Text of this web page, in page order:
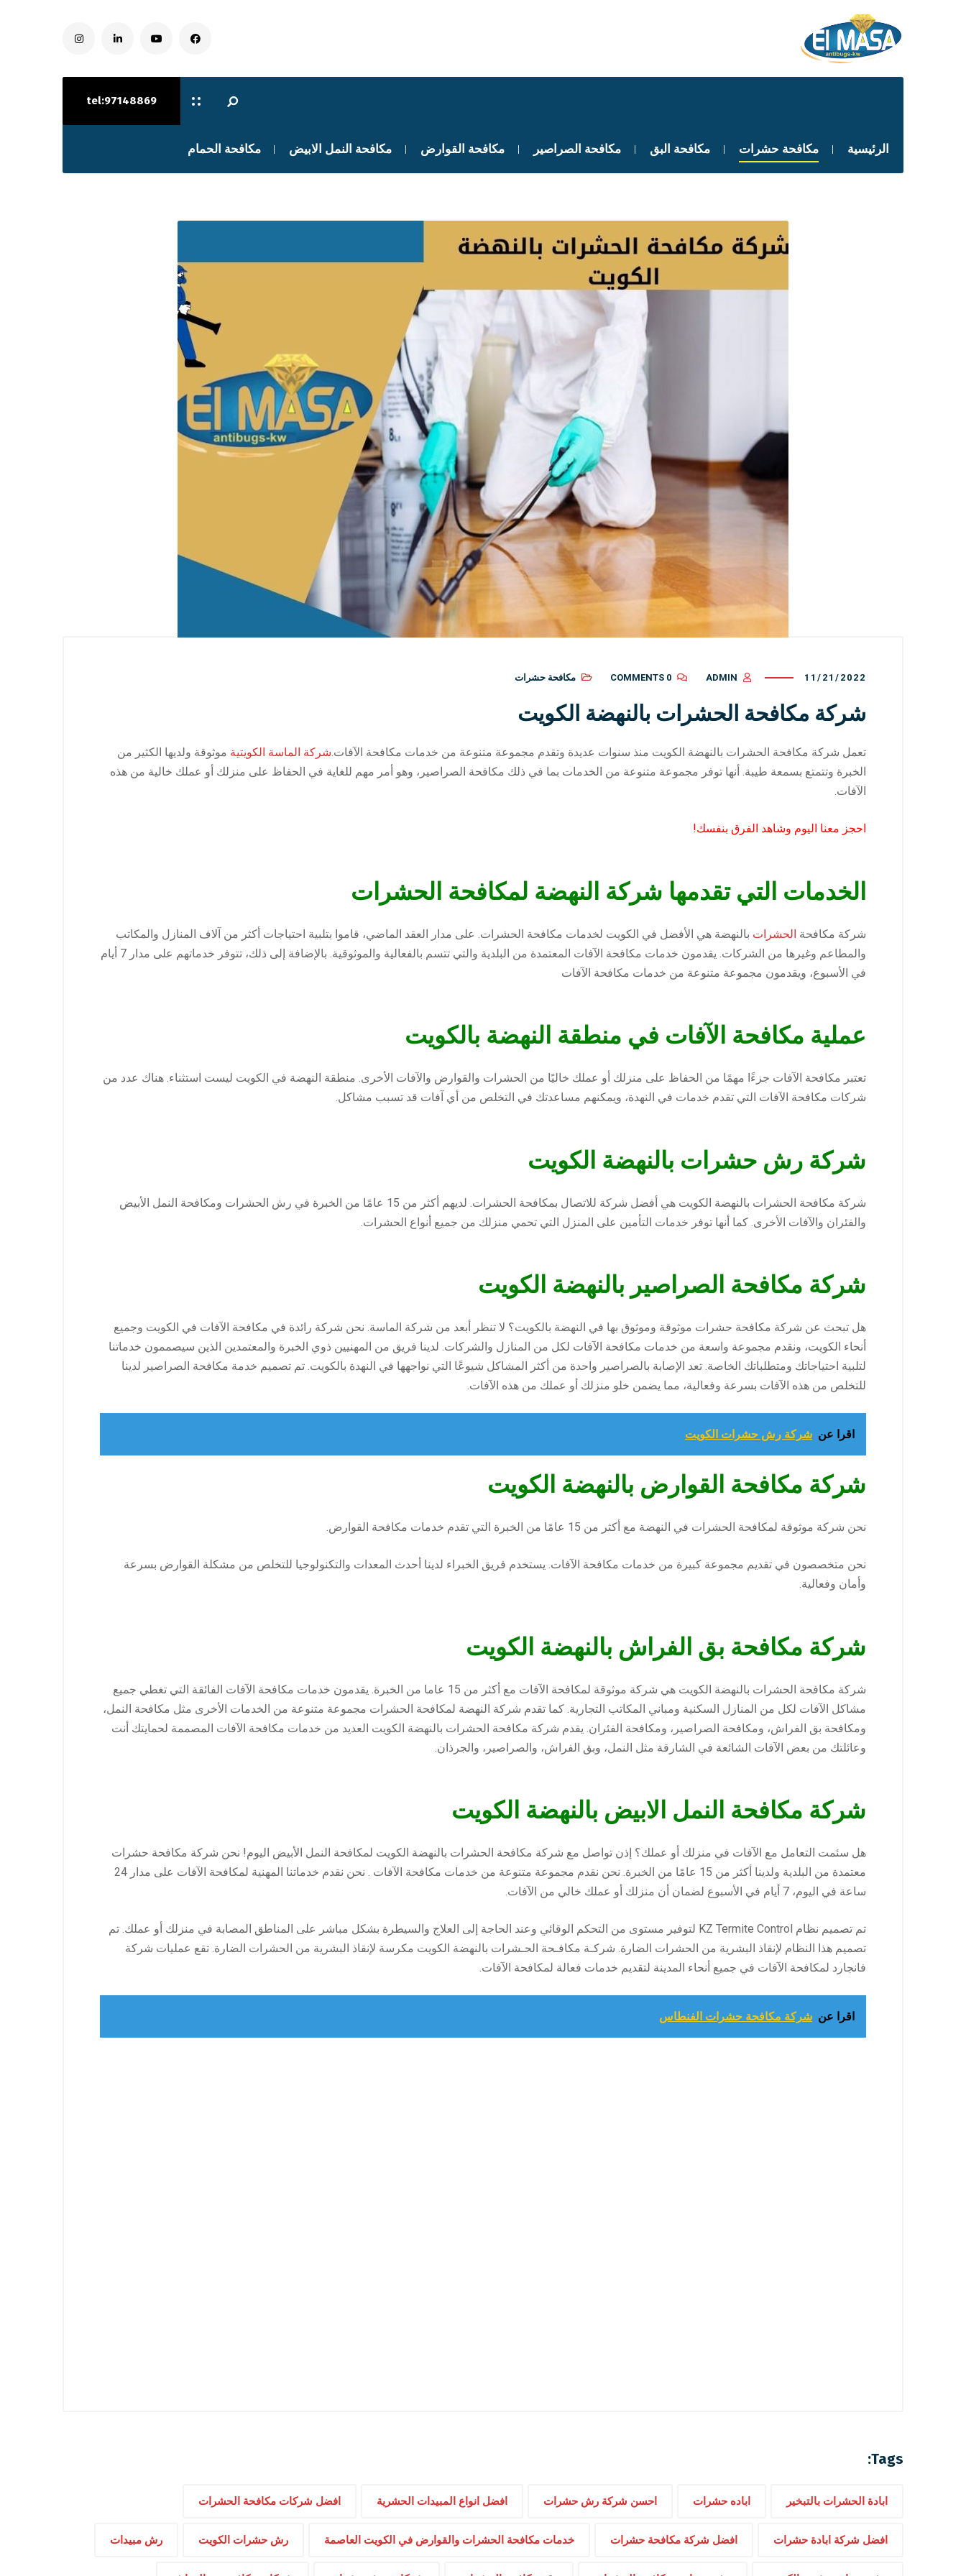
tel:97148869
الرئيسية مكافحة حشرات مكافحة البق مكافحة الصراصير مكافحة القوارض مكافحة النمل الابيض مكافحة الحمام
11/21/2022
ADMIN
0 COMMENTS مكافحة حشرات
شركة مكافحة الحشرات بالنهضة الكويت
تعمل شركة مكافحة الحشرات بالنهضة الكويت منذ سنوات عديدة وتقدم مجموعة متنوعة من خدمات مكافحة الآفات.شركة الماسة الكويتية موثوقة ولديها الكثير من
الخبرة وتتمتع بسمعة طيبة. أنها توفر مجموعة متنوعة من الخدمات بما في ذلك مكافحة الصراصير، وهو أمر مهم للغاية في الحفاظ على منزلك أو عملك خالية من هذه
الآفات.
احجز معنا اليوم وشاهد الفرق بنفسك!
الخدمات التي تقدمها شركة النهضة لمكافحة الحشرات
شركة مكافحة الحشرات بالنهضة هي الأفضل في الكويت لخدمات مكافحة الحشرات. على مدار العقد الماضي، قاموا بتلبية احتياجات أكثر من آلاف المنازل والمكاتب
والمطاعم وغيرها من الشركات. يقدمون خدمات مكافحة الآفات المعتمدة من البلدية والتي تتسم بالفعالية والموثوقية. بالإضافة إلى ذلك، تتوفر خدماتهم على مدار 7 أيام
في الأسبوع، ويقدمون مجموعة متنوعة من خدمات مكافحة الآفات
عملية مكافحة الآفات في منطقة النهضة بالكويت
تعتبر مكافحة الآفات جزءًا مهمًا من الحفاظ على منزلك أو عملك خاليًا من الحشرات والقوارض والآفات الأخرى. منطقة النهضة في الكويت ليست استثناء. هناك عدد من
شركات مكافحة الآفات التي تقدم خدمات في النهدة، ويمكنهم مساعدتك في التخلص من أي آفات قد تسبب مشاكل.
شركة رش حشرات بالنهضة الكويت
شركة مكافحة الحشرات بالنهضة الكويت هي أفضل شركة للاتصال بمكافحة الحشرات. لديهم أكثر من 15 عامًا من الخبرة في رش الحشرات ومكافحة النمل الأبيض
والفئران والآفات الأخرى. كما أنها توفر خدمات التأمين على المنزل التي تحمي منزلك من جميع أنواع الحشرات.
شركة مكافحة الصراصير بالنهضة الكويت
هل تبحث عن شركة مكافحة حشرات موثوقة وموثوق بها في النهضة بالكويت؟ لا تنظر أبعد من شركة الماسة. نحن شركة رائدة في مكافحة الآفات في الكويت وجميع
أنحاء الكويت، ونقدم مجموعة واسعة من خدمات مكافحة الآفات لكل من المنازل والشركات. لدينا فريق من المهنيين ذوي الخبرة والمعتمدين الذين سيصممون خدماتنا
لتلبية احتياجاتك ومتطلباتك الخاصة. تعد الإصابة بالصراصير واحدة من أكثر المشاكل شيوعًا التي نواجهها في النهدة بالكويت. تم تصميم خدمة مكافحة الصراصير لدينا
للتخلص من هذه الآفات بسرعة وفعالية، مما يضمن خلو منزلك أو عملك من هذه الآفات.
اقرا عن شركة رش حشرات الكويت
شركة مكافحة القوارض بالنهضة الكويت
نحن شركة موثوقة لمكافحة الحشرات في النهضة مع أكثر من 15 عامًا من الخبرة التي تقدم خدمات مكافحة القوارض.
نحن متخصصون في تقديم مجموعة كبيرة من خدمات مكافحة الآفات. يستخدم فريق الخبراء لدينا أحدث المعدات والتكنولوجيا للتخلص من مشكلة القوارض بسرعة
وأمان وفعالية.
شركة مكافحة بق الفراش بالنهضة الكويت
شركة مكافحة الحشرات بالنهضة الكويت هي شركة موثوقة لمكافحة الآفات مع أكثر من 15 عاما من الخبرة. يقدمون خدمات مكافحة الآفات الفائقة التي تغطي جميع
مشاكل الآفات لكل من المنازل السكنية ومباني المكاتب التجارية. كما تقدم شركة النهضة لمكافحة الحشرات مجموعة متنوعة من الخدمات الأخرى مثل مكافحة النمل،
ومكافحة بق الفراش، ومكافحة الصراصير، ومكافحة الفئران. يقدم شركة مكافحة الحشرات بالنهضة الكويت العديد من خدمات مكافحة الآفات المصممة لحمايتك أنت
وعائلتك من بعض الآفات الشائعة في الشارقة مثل النمل، وبق الفراش، والصراصير، والجرذان.
شركة مكافحة النمل الابيض بالنهضة الكويت
هل سئمت التعامل مع الآفات في منزلك أو عملك؟ إذن تواصل مع شركة مكافحة الحشرات بالنهضة الكويت لمكافحة النمل الأبيض اليوم! نحن شركة مكافحة حشرات
معتمدة من البلدية ولدينا أكثر من 15 عامًا من الخبرة. نحن نقدم مجموعة متنوعة من خدمات مكافحة الآفات . نحن نقدم خدماتنا المهنية لمكافحة الآفات على مدار 24
ساعة في اليوم، 7 أيام في الأسبوع لضمان أن منزلك أو عملك خالي من الآفات.
تم تصميم نظام KZ Termite Control لتوفير مستوى من التحكم الوقائي وعند الحاجة إلى العلاج والسيطرة بشكل مباشر على المناطق المصابة في منزلك أو عملك. تم
تصميم هذا النظام لإنقاذ البشرية من الحشرات الضارة. شركـة مكافـحة الحـشرات بالنهضة الكويت مكرسة لإنقاذ البشرية من الحشرات الضارة. تقع عمليات شركة
فانجارد لمكافحة الآفات في جميع أنحاء المدينة لتقديم خدمات فعالة لمكافحة الآفات.
اقرا عن شركة مكافحة حشرات الفنطاس
Tags:
ابادة الحشرات بالتبخير اباده حشرات احسن شركة رش حشرات افضل انواع المبيدات الحشرية افضل شركات مكافحة الحشرات
افضل شركة ابادة حشرات افضل شركة مكافحة حشرات خدمات مكافحة الحشرات والقوارض في الكويت العاصمة رش حشرات الكويت رش مبيدات